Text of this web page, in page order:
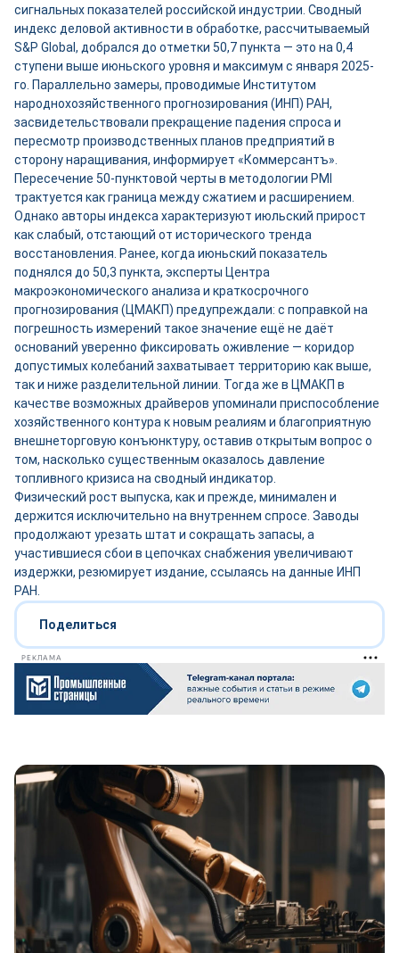
сигнальных показателей российской индустрии. Сводный
индекс деловой активности в обработке, рассчитываемый
S&P Global, добрался до отметки 50,7 пункта — это на 0,4
ступени выше июньского уровня и максимум с января 2025-
го. Параллельно замеры, проводимые Институтом
народнохозяйственного прогнозирования (ИНП) РАН,
засвидетельствовали прекращение падения спроса и
пересмотр производственных планов предприятий в
сторону наращивания, информирует «Коммерсантъ».
Пересечение 50-пунктовой черты в методологии PMI
трактуется как граница между сжатием и расширением.
Однако авторы индекса характеризуют июльский прирост
как слабый, отстающий от исторического тренда
восстановления. Ранее, когда июньский показатель
поднялся до 50,3 пункта, эксперты Центра
макроэкономического анализа и краткосрочного
прогнозирования (ЦМАКП) предупреждали: с поправкой на
погрешность измерений такое значение ещё не даёт
оснований уверенно фиксировать оживление — коридор
допустимых колебаний захватывает территорию как выше,
так и ниже разделительной линии. Тогда же в ЦМАКП в
качестве возможных драйверов упоминали приспособление
хозяйственного контура к новым реалиям и благоприятную
внешнеторговую конъюнктуру, оставив открытым вопрос о
том, насколько существенным оказалось давление
топливного кризиса на сводный индикатор.
Физический рост выпуска, как и прежде, минимален и
держится исключительно на внутреннем спросе. Заводы
продолжают урезать штат и сокращать запасы, а
участившиеся сбои в цепочках снабжения увеличивают
издержки, резюмирует издание, ссылаясь на данные ИНП
РАН.
Поделиться
РЕКЛАМА